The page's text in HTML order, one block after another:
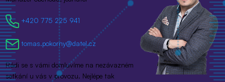
+420 775 225 941
tomas.pokorny@datel.cz
Rádi se s vámi domluvíme na nezávazném
setkání u vás v provozu. Nejlépe tak